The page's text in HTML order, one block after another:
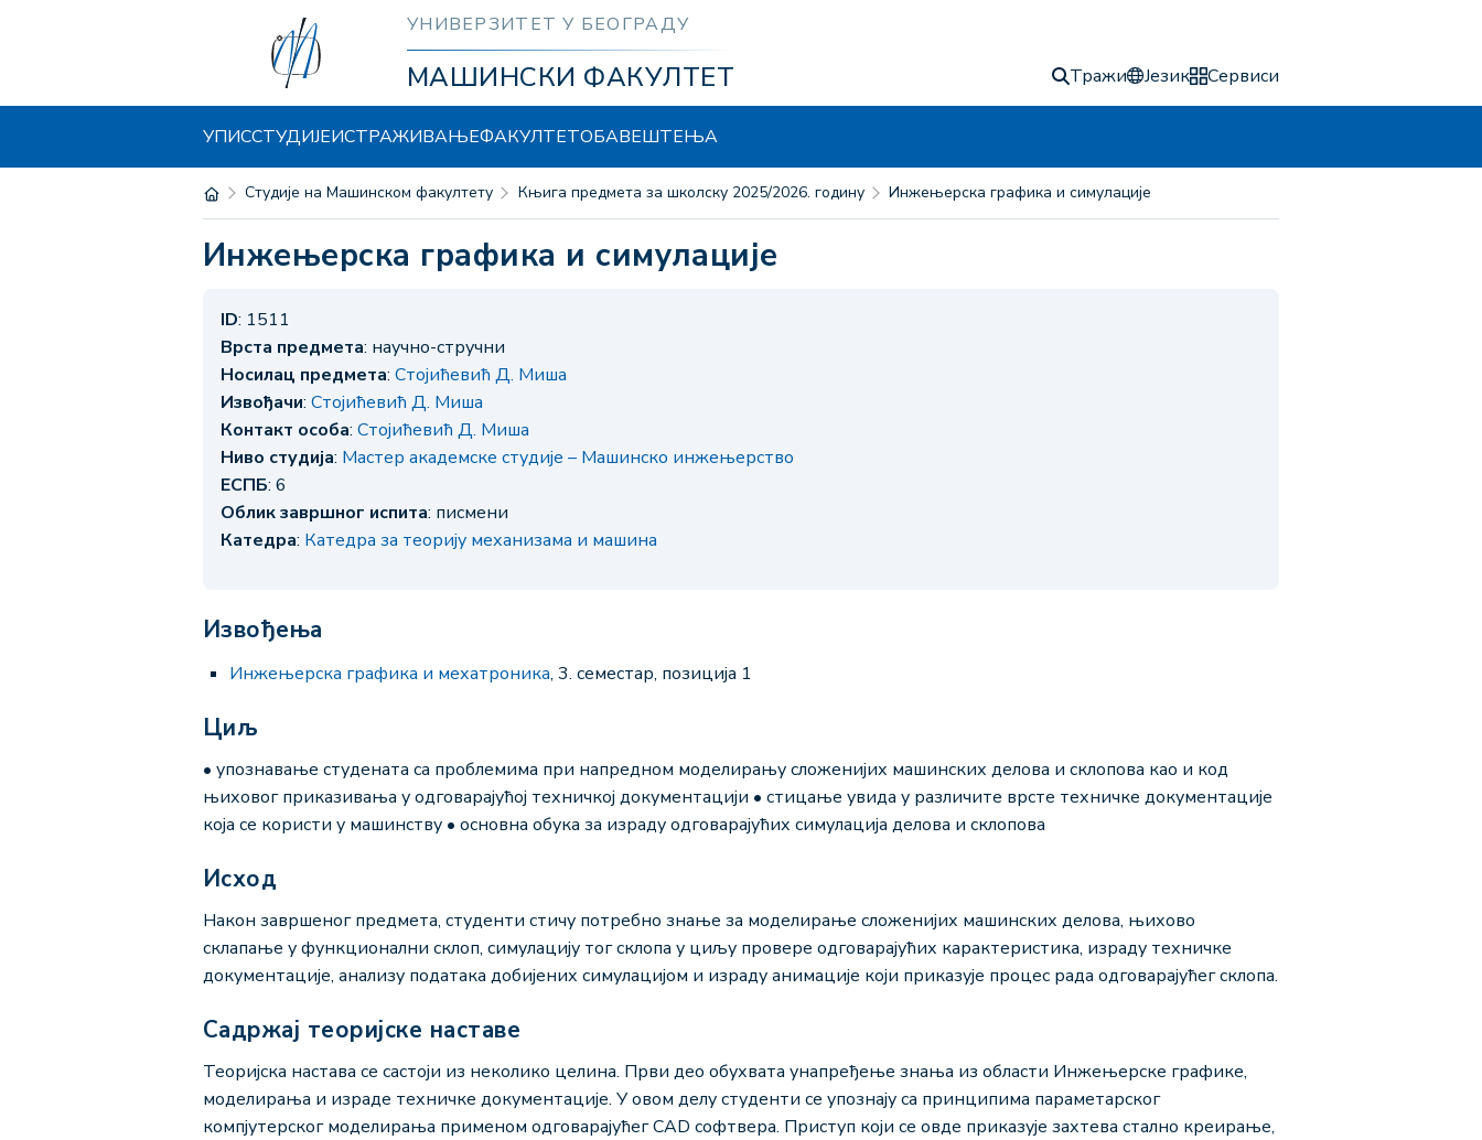
УНИВЕРЗИТЕТ У БЕОГРАДУ
МАШИНСКИ ФАКУЛТЕТ Тражи Језик Сервиси
УПИССТУДИЈЕИСТРАЖИВАЊЕФАКУЛТЕТОБАВЕШТЕЊА
Студије на Машинском факултету Књига предмета за школску 2025/2026. годину Инжењерска графика и симулације
Инжењерска графика и симулације
ID: 1511
Врста предмета: научно-стручни
Носилац предмета: Стојићевић Д. Миша
Извођачи: Стојићевић Д. Миша
Контакт особа: Стојићевић Д. Миша
Ниво студија: Мастер академске студије – Машинско инжењерство
ЕСПБ: 6
Облик завршног испита: писмени
Катедра: Катедра за теорију механизама и машина
Извођења
Инжењерска графика и мехатроника, 3. семестар, позиција 1
Циљ
• упознавање студената са проблемима при напредном моделирању сложенијих машинских делова и склопова као и код
њиховог приказивања у одговарајућој техничкој документацији • стицање увида у различите врсте техничке документације
која се користи у машинству • основна обука за израду одговарајућих симулација делова и склопова
Исход
Након завршеног предмета, студенти стичу потребно знање за моделирање сложенијих машинских делова, њихово
склапање у функционални склоп, симулацију тог склопа у циљу провере одговарајућих карактеристика, израду техничке
документације, анализу података добијених симулацијом и израду анимације који приказује процес рада одговарајућег склопа.
Садржај теоријске наставе
Теоријска настава се састоји из неколико целина. Први део обухвата унапређење знања из области Инжењерске графике,
моделирања и израде техничке документације. У овом делу студенти се упознају са принципима параметарског
компјутерског моделирања применом одговарајућег CAD софтвера. Приступ који се овде приказује захтева стално креирање,